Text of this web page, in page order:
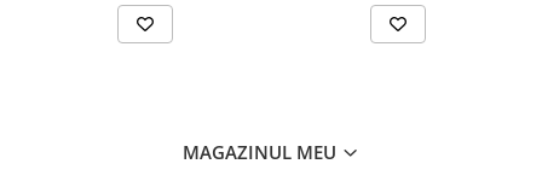
MAGAZINUL MEU